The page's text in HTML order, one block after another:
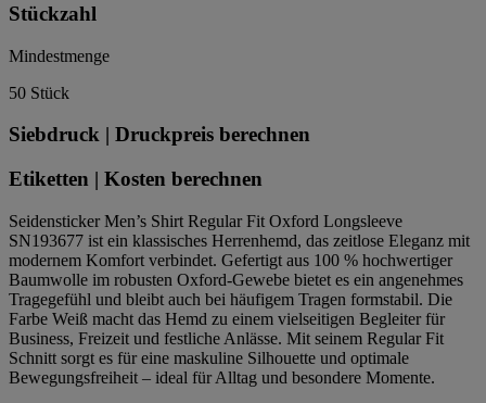
Stückzahl
Mindestmenge
50 Stück
Siebdruck | Druckpreis berechnen
Etiketten | Kosten berechnen
Seidensticker Men’s Shirt Regular Fit Oxford Longsleeve
SN193677 ist ein klassisches Herrenhemd, das zeitlose Eleganz mit
modernem Komfort verbindet. Gefertigt aus 100 % hochwertiger
Baumwolle im robusten Oxford-Gewebe bietet es ein angenehmes
Tragegefühl und bleibt auch bei häufigem Tragen formstabil. Die
Farbe Weiß macht das Hemd zu einem vielseitigen Begleiter für
Business, Freizeit und festliche Anlässe. Mit seinem Regular Fit
Schnitt sorgt es für eine maskuline Silhouette und optimale
Bewegungsfreiheit – ideal für Alltag und besondere Momente.